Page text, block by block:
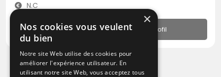
N.C
Profil
×
Nos cookies vous veulent
du bien
Notre site Web utilise des cookies pour
améliorer l'expérience utilisateur. En
utilisant notre site Web, vous acceptez tous